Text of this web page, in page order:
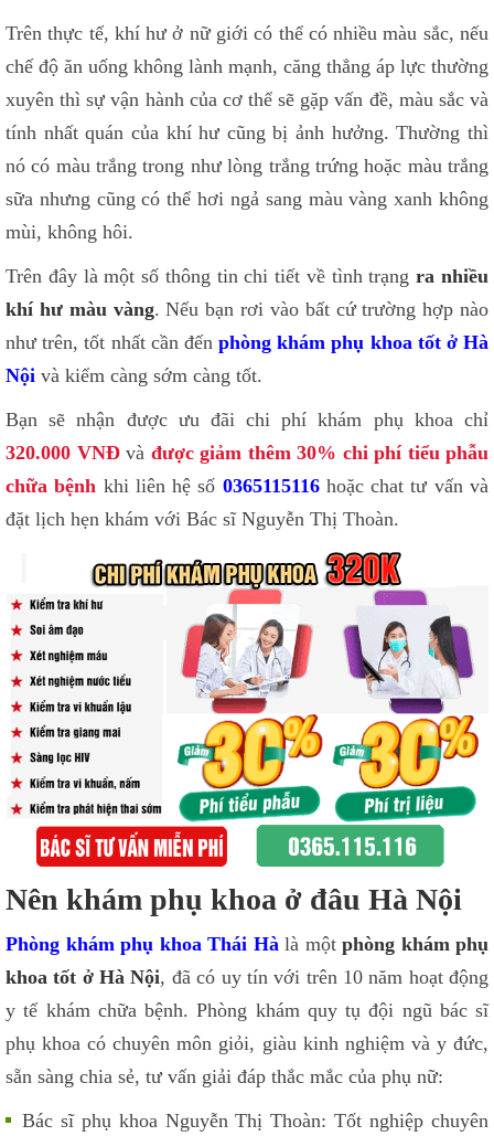
Trên thực tế, khí hư ở nữ giới có thể có nhiều màu sắc, nếu
chế độ ăn uống không lành mạnh, căng thẳng áp lực thường
xuyên thì sự vận hành của cơ thể sẽ gặp vấn đề, màu sắc và
tính nhất quán của khí hư cũng bị ảnh hưởng. Thường thì
nó có màu trắng trong như lòng trắng trứng hoặc màu trắng
sữa nhưng cũng có thể hơi ngả sang màu vàng xanh không
mùi, không hôi.
Trên đây là một số thông tin chi tiết về tình trạngra nhiều
khí hư màu vàng. Nếu bạn rơi vào bất cứ trường hợp nào
như trên, tốt nhất cần đến phòng khám phụ khoa tốt ở Hà
Nội và kiểm càng sớm càng tốt.
Bạn sẽ nhận được ưu đãi chi phí khám phụ khoa chỉ
320.000 VNĐvà được giảm thêm 30% chi phí tiểu phẫu
chữa bệnh khi liên hệ số 0365115116hoặc chat tư vấn và
đặt lịch hẹn khám với Bác sĩ Nguyễn Thị Thoàn.
Nên khám phụ khoa ở đâu Hà Nội
Phòng khám phụ khoa Thái Hàlà một phòng khám phụ
khoa tốt ở Hà Nội, đã có uy tín với trên 10 năm hoạt động
y tế khám chữa bệnh. Phòng khám quy tụ đội ngũ bác sĩ
phụ khoa có chuyên môn giỏi, giàu kinh nghiệm và y đức,
sẵn sàng chia sẻ, tư vấn giải đáp thắc mắc của phụ nữ:
Bác sĩ phụ khoa Nguyễn Thị Thoàn: Tốt nghiệp chuyên